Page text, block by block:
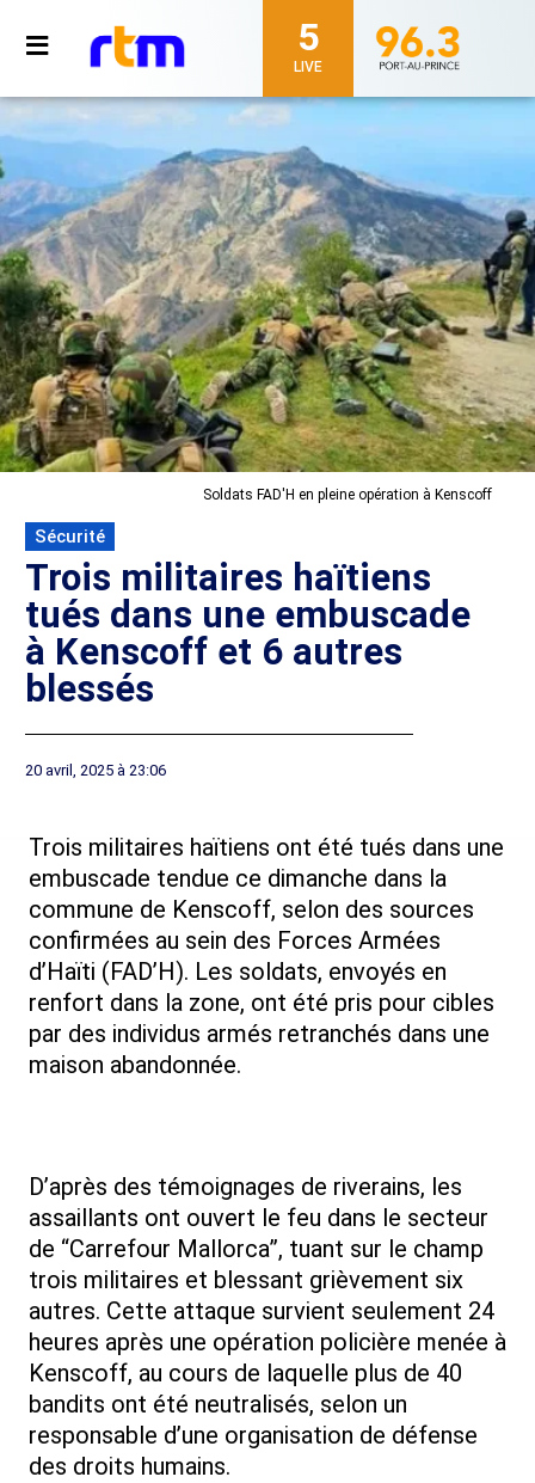
5
LIVE
Soldats FAD'H en pleine opération à Kenscoff
Sécurité
Trois militaires haïtiens
tués dans une embuscade
à Kenscoff et 6 autres
blessés
20 avril, 2025 à 23:06
Trois militaires haïtiens ont été tués dans une
embuscade tendue ce dimanche dans la
commune de Kenscoff, selon des sources
confirmées au sein des Forces Armées
d’Haïti (FAD’H). Les soldats, envoyés en
renfort dans la zone, ont été pris pour cibles
par des individus armés retranchés dans une
maison abandonnée.
D’après des témoignages de riverains, les
assaillants ont ouvert le feu dans le secteur
de “Carrefour Mallorca”, tuant sur le champ
trois militaires et blessant grièvement six
autres. Cette attaque survient seulement 24
heures après une opération policière menée à
Kenscoff, au cours de laquelle plus de 40
bandits ont été neutralisés, selon un
responsable d’une organisation de défense
des droits humains.